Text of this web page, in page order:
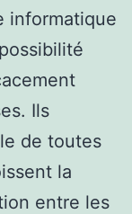
informatique
Ils
de toutes
la
entre les